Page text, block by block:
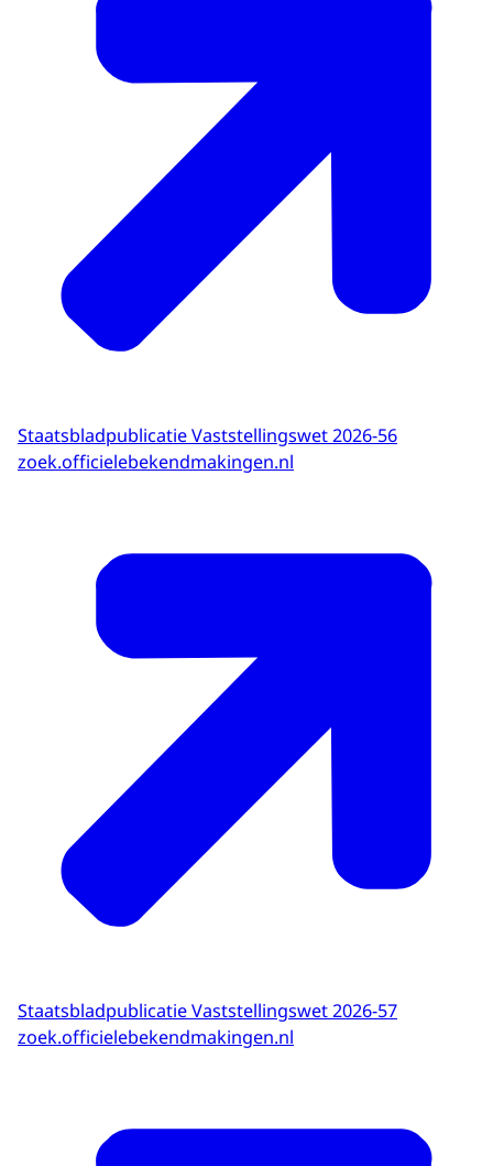
Staatsbladpublicatie Vaststellingswet 2026-56
zoek.officielebekendmakingen.nl
Staatsbladpublicatie Vaststellingswet 2026-57
zoek.officielebekendmakingen.nl